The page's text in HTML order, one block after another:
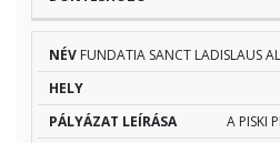
FUNDATIA SANCT LADISLAUS
A PISKI